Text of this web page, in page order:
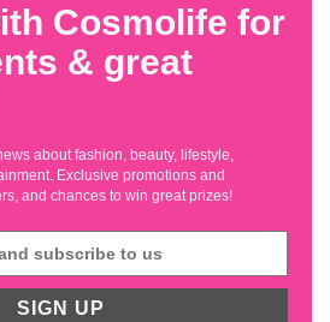
Cosmolife for
& great
about fashion, beauty, lifestyle,
Exclusive promotions and
and chances to win great prizes!
SIGN UP